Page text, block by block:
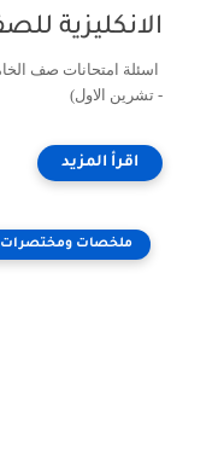
الانكليزية
- تشرين الاول)
ملخصات ومختصرات